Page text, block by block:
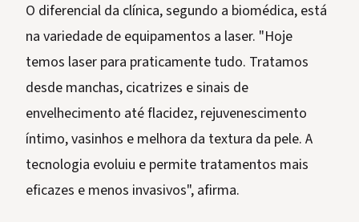
O diferencial da clínica, segundo a biomédica, está
na variedade de equipamentos a laser. "Hoje
temos laser para praticamente tudo. Tratamos
desde manchas, cicatrizes e sinais de
envelhecimento até flacidez, rejuvenescimento
íntimo, vasinhos e melhora da textura da pele. A
tecnologia evoluiu e permite tratamentos mais
eficazes e menos invasivos", afirma.